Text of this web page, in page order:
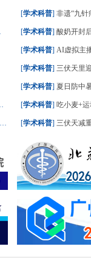
[学术科普] 非遗“九针
[学术科普] 酸奶开封
[学术科普] AI虚拟主播
[学术科普] 三伏天里
[学术科普] 夏日防中
[学术科普] 吃小麦+
[学术科普] 三伏天减重